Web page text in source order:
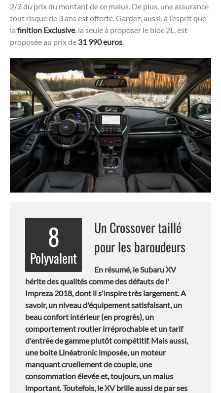
2/3 du prix du montant de ce malus. De plus, une assurance
tout risque de 3 ans est offerte. Gardez, aussi, à l’esprit que
la finition Exclusive, la seule à proposer le bloc 2L, est
proposée au prix de 31 990 euros.
8
Polyvalent
Un Crossover taillé
pour les baroudeurs
En résumé, le Subaru XV
hérite des qualités comme des défauts de l'
Impreza 2018, dont il s'inspire très largement. A
savoir, un niveau d'équipement satisfaisant, un
beau confort intérieur (en progrès), un
comportement routier irréprochable et un tarif
d'entrée de gamme plutôt compétitif. Mais aussi,
une boite Linéatronic imposée, un moteur
manquant cruellement de couple, une
consommation élevée et, toujours, un malus
important. Toutefois, le XV brille aussi de par ses